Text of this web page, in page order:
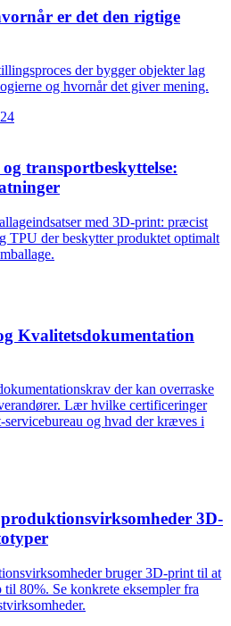
er det den rigtige
der bygger objekter lag
og hvornår det giver mening.
transportbeskyttelse:
med 3D-print: præcist
TPU der beskytter produktet optimalt
Kvalitetsdokumentation
der kan overraske
Lær hvilke certificeringer
og hvad der kræves i
3D-
bruger 3D-print til at
80%. Se konkrete eksempler fra